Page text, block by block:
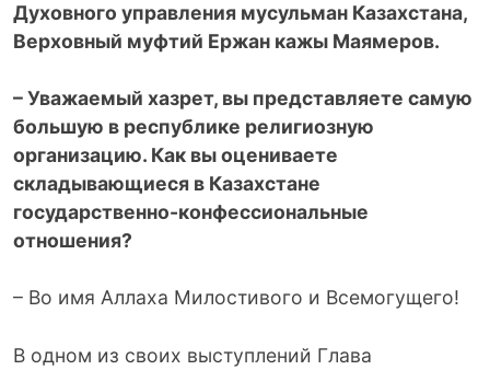
Духовного управления мусульман Казахстана,
Верховный муфтий Ержан кажы Маямеров.
– Уважаемый хазрет, вы представляете самую
большую в республике религиозную
организацию. Как вы оцениваете
складывающиеся в Казахстане
государственно-конфессиональные
отношения?
– Во имя Аллаха Милостивого и Всемогущего!
В одном из своих выступлений Глава